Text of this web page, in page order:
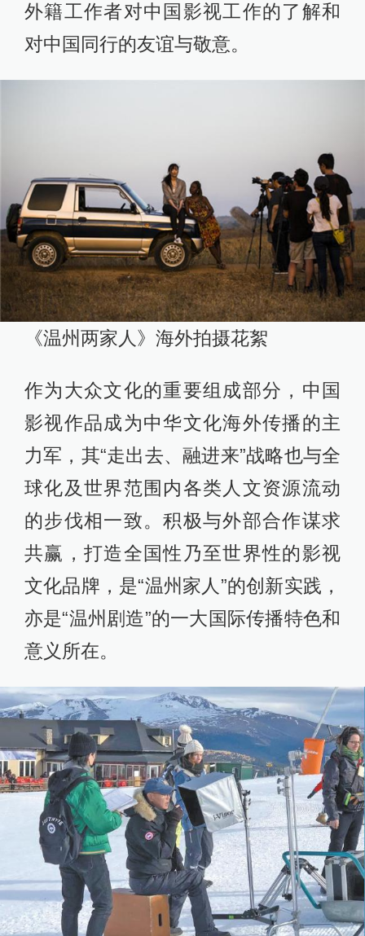
外籍工作者对中国影视工作的了解和
对中国同行的友谊与敬意。
《温州两家人》海外拍摄花絮
作为大众文化的重要组成部分，中国
影视作品成为中华文化海外传播的主
力军，其“走出去、融进来”战略也与全
球化及世界范围内各类人文资源流动
的步伐相一致。积极与外部合作谋求
共赢，打造全国性乃至世界性的影视
文化品牌，是“温州家人”的创新实践，
亦是“温州剧造”的一大国际传播特色和
意义所在。